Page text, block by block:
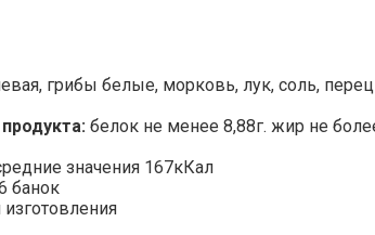
грибы белые, морковь, лук, соль,
белок не менее 8,88г. жир не
значения 167кКал
банок
изготовления